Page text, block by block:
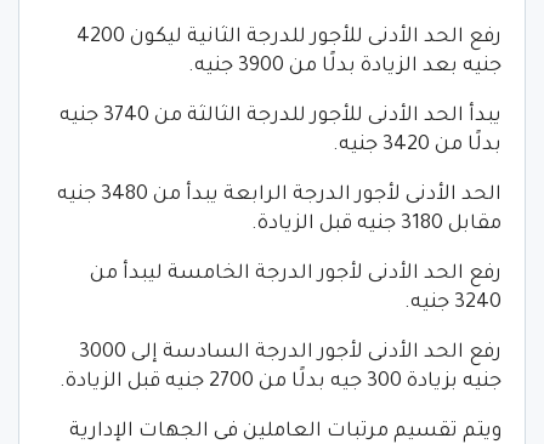
رفع الحد الأدنى للأجور للدرجة الثانية ليكون 4200
جنيه بعد الزيادة بدلًا من 3900 جنيه.
يبدأ الحد الأدنى للأجور للدرجة الثالثة من 3740 جنيه
بدلًا من 3420 جنيه.
الحد الأدنى لأجور الدرجة الرابعة يبدأ من 3480 جنيه
مقابل 3180 جنيه قبل الزيادة.
رفع الحد الأدنى لأجور الدرجة الخامسة ليبدأ من
3240 جنيه.
رفع الحد الأدنى لأجور الدرجة السادسة إلى 3000
جنيه بزيادة 300 جيه بدلًا من 2700 جنيه قبل الزيادة.
ويتم تقسيم مرتبات العاملين فى الجهات الإدارية